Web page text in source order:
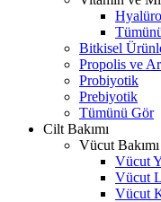
Bitkisel
Propolis ve
Probiyotik
Prebiyotik
Tümünü Gör
Cilt Bakımı
Vücut Bakımı
Vücut
Vücut
Vücut